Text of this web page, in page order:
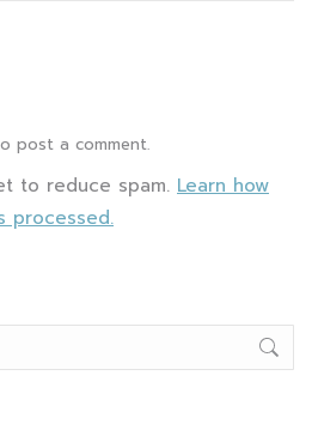
post a comment.
to reduce spam. Learn how
processed.